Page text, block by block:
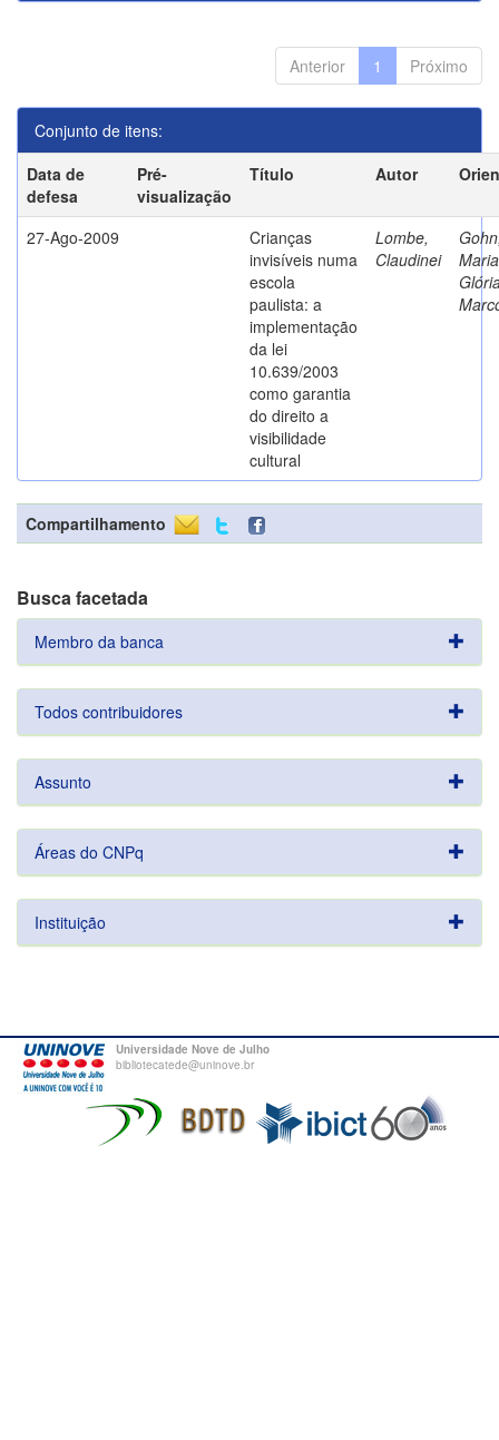
Anterior 1 Próximo
Conjunto de itens:
Data de
defesa
Pré-
visualização
Título Autor
27-Ago-2009
Crianças
invisíveis numa
escola
paulista: a
implementação
da lei
10.639/2003
como garantia
do direito a
visibilidade
cultural
Lombe,
Claudinei
Compartilhamento
Busca facetada
Membro da banca
Todos contribuidores
Assunto
Áreas do CNPq
Instituição
Universidade Nove de Julho
bibliotecatede@uninove.br